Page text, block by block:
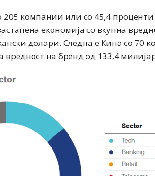
205 компании или со 45,4
економија со вкупна
долари. Следна е Кина со 70
вредност на бренд од 133,4